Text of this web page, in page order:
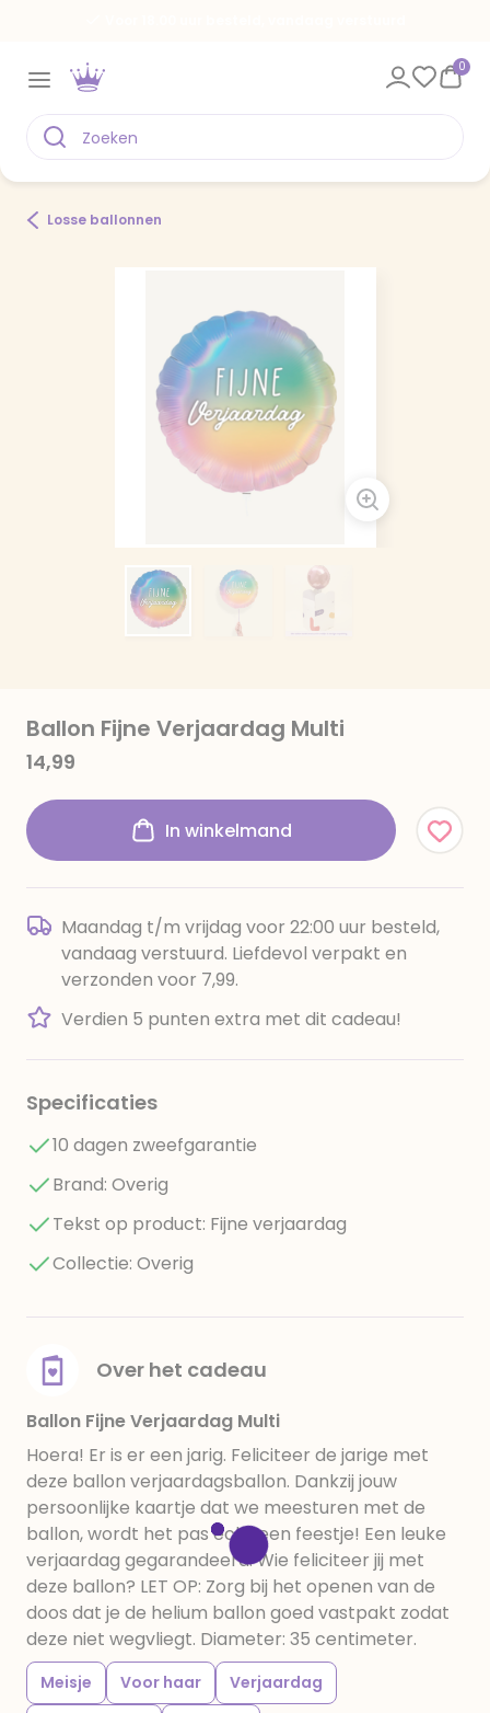
0
Losse ballonnen
Ballon Fijne Verjaardag Multi
14,99
In winkelmand
Maandag t/m vrijdag voor 22:00 uur besteld,
vandaag verstuurd. Liefdevol verpakt en
verzonden voor 7,99.
Verdien 5 punten extra met dit cadeau!
Specificaties
10 dagen zweefgarantie
Brand: Overig
Tekst op product: Fijne verjaardag
Collectie: Overig
Over het cadeau
Ballon Fijne Verjaardag Multi
Hoera! Er is er een jarig. Feliciteer de jarige met
deze ballon verjaardagsballon. Dankzij jouw
persoonlijke kaartje dat we meesturen met de
ballon, wordt het pas echt een feestje! Een leuke
verjaardag gegarandeerd. Wie feliciteer jij met
deze ballon? LET OP: Zorg bij het openen van de
doos dat je de helium ballon goed vastpakt zodat
deze niet wegvliegt. Diameter: 35 centimeter.
Meisje Voor haar
Verjaardag